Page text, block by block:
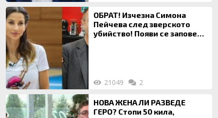
ОБРАТ! Изчезна Симона
Пейчева след зверското
убийство! Появи се заповед
21049 2
НОВА ЖЕНА ЛИ РАЗВЕДЕ
ГЕРО? Стопи 50 кила,